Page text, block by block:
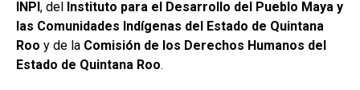
INPI , del
Instituto para el Desarrollo del Pueblo Maya y
las Comunidades Indígenas del Estado de Quintana
Roo y de la Comisión de los Derechos Humanos del
Estado de Quintana Roo.